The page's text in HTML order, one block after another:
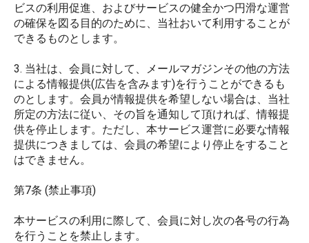
ビスの利用促進、およびサービスの健全かつ円滑な運営
の確保を図る目的のために、当社おいて利用することが
できるものとします。
3. 当社は、会員に対して、メールマガジンその他の方法
による情報提供(広告を含みます)を行うことができるも
のとします。会員が情報提供を希望しない場合は、当社
所定の方法に従い、その旨を通知して頂ければ、情報提
供を停止します。ただし、本サービス運営に必要な情報
提供につきましては、会員の希望により停止をすること
はできません。
第7条 (禁止事項)
本サービスの利用に際して、会員に対し次の各号の行為
を行うことを禁止します。